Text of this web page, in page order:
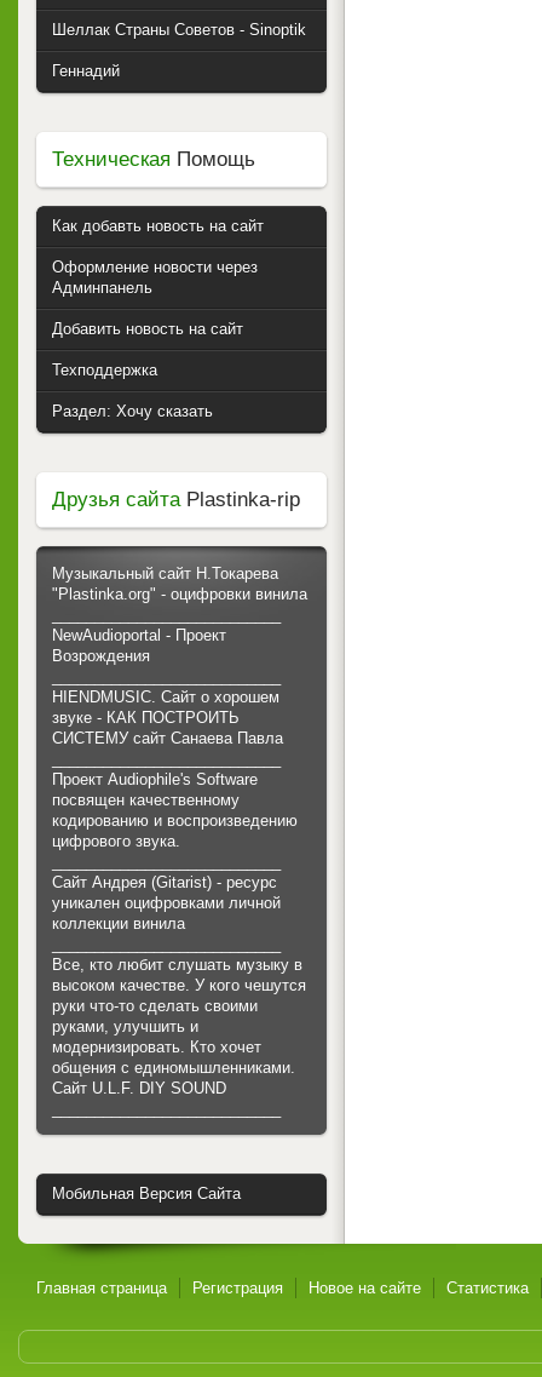
Шеллак Страны Советов - Sinoptik
Геннадий
Техническая Помощь
Как добавть новость на сайт
Оформление новости через
Админпанель
Добавить новость на сайт
Техподдержка
Раздел: Хочу сказать
Друзья сайтаPlastinka-rip
Музыкальный сайт Н.Токарева
"Plastinka.org" - оцифровки винила
NewAudioportal - Проект
Возрождения
HIENDMUSIC. Сайт о хорошем
звуке - КАК ПОСТРОИТЬ
СИСТЕМУ сайт Санаева Павла
Проект Audiophile's Software
посвящен качественному
кодированию и воспроизведению
цифрового звука.
Сайт Андрея (Gitarist) - ресурс
уникален оцифровками личной
коллекции винила
Все, кто любит слушать музыку в
высоком качестве. У кого чешутся
руки что-то сделать своими
руками, улучшить и
модернизировать. Кто хочет
общения с единомышленниками.
Cайт U.L.F. DIY SOUND
Мобильная Версия Сайта
Главная страница Регистрация Новое на сайте Статистика